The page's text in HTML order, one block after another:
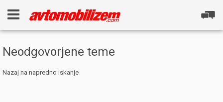
Neodgovorjene teme
Nazaj na napredno iskanje